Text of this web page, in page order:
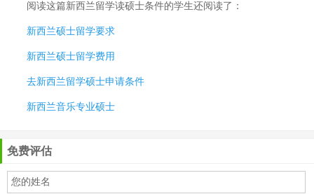
阅读这篇新西兰留学读硕士条件的学生还阅读了：
新西兰硕士留学要求
新西兰硕士留学费用
去新西兰留学硕士申请条件
新西兰音乐专业硕士
免费评估